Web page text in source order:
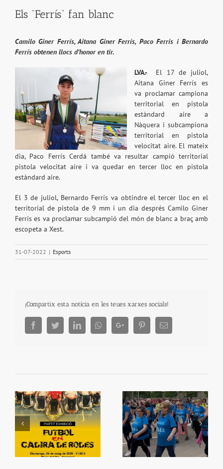
Els “Ferrís” fan blanc
Camilo Giner Ferrís, Aitana Giner Ferrís, Paco Ferrís i Bernardo
Ferrís obtenen llocs d’honor en tir.
LVA.- El 17 de juliol,
Aitana Giner Ferrís es
va proclamar campiona
territorial en pistola
estàndard aire a
Nàquera i subcampiona
territorial en pistola
velocitat aire. El mateix
dia, Paco Ferrís Cerdá també va resultar campió territorial
pistola velocitat aire i va quedar en tercer lloc en pistola
estàndard aire.
El 3 de juliol, Bernardo Ferrís va obtindre el tercer lloc en el
territorial de pistola de 9 mm i un dia després Camilo Giner
Ferrís es va proclamar subcampió del món de blanc a braç amb
escopeta a Xest.
31-07-2022 | Esports
¡Compartix esta notícia en les teues xarxes socials!
FacebookTwitterLinkedInWhatsappGoogle+ PinterestEmail
La Ribera Camina
Què fem amb el
bàsquet?